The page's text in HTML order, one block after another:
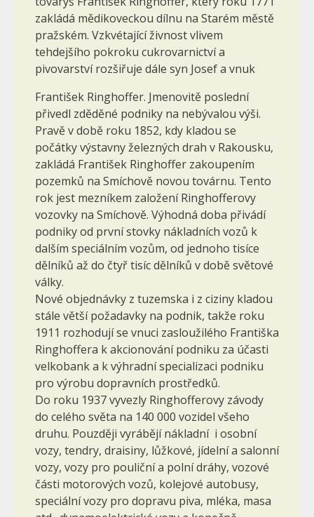
zakládá mědikoveckou dílnu na Starém městě
pražském. Vzkvétající živnost vlivem
tehdejšího pokroku cukrovarnictví a
pivovarství rozšiřuje dále syn Josef a vnuk
František Ringhoffer. Jmenovitě poslední
přivedl zděděné podniky na nebývalou výši.
Pravě v době roku 1852, kdy kladou se
počátky výstavny železných drah v Rakousku,
zakládá František Ringhoffer zakoupením
pozemků na Smíchově novou továrnu. Tento
rok jest mezníkem založení Ringhofferovy
vozovky na Smíchově. Výhodná doba přivádí
podniky od první stovky nákladních vozů k
dalším speciálním vozům, od jednoho tisíce
dělníků až do čtyř tisíc dělníků v době světové
války.
Nové objednávky z tuzemska i z ciziny kladou
stále větší požadavky na podnik, takže roku
1911 rozhodují se vnuci zasloužilého Františka
Ringhoffera k akcionování podniku za účasti
velkobank a k výhradní specializaci podniku
pro výrobu dopravních prostředků.
Do roku 1937 vyvezly Ringhofferovy závody
do celého světa na 140 000 vozidel všeho
druhu. Pouzději vyrábějí nákladní i osobní
vozy, tendry, draisiny, lůžkové, jídelní a salonní
vozy, vozy pro pouliční a polní dráhy, vozové
části motorových vozů, kolejové autobusy,
speciální vozy pro dopravu piva, mléka, masa